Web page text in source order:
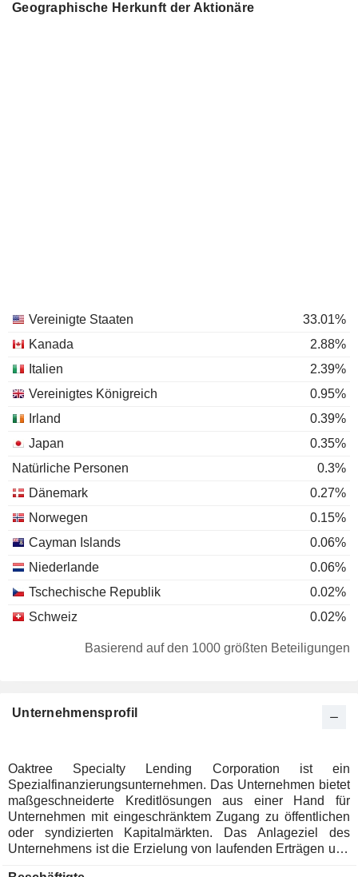
Geographische Herkunft der Aktionäre
Vereinigte Staaten
33.01%
Kanada
2.88%
Italien
2.39%
Vereinigtes Königreich
0.95%
Irland
0.39%
Japan
0.35%
Natürliche Personen
0.3%
Dänemark
0.27%
Norwegen
0.15%
Cayman Islands
0.06%
Niederlande
0.06%
Tschechische Republik
0.02%
Schweiz
0.02%
Basierend auf den 1000 größten Beteiligungen
Unternehmensprofil
Oaktree Specialty Lending Corporation ist ein
Spezialfinanzierungsunternehmen. Das Unternehmen bietet
maßgeschneiderte Kreditlösungen aus einer Hand für
Unternehmen mit eingeschränktem Zugang zu öffentlichen
oder syndizierten Kapitalmärkten. Das Anlageziel des
Unternehmens ist die Erzielung von laufenden Erträgen und